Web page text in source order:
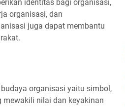
identitas bagi organisasi,
organisasi, dan
juga dapat membantu
organisasi yaitu simbol,
nilai dan keyakinan